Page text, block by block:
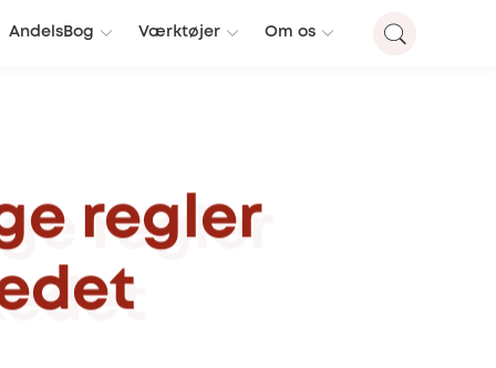
AndelsBog Værktøjer Om os
regler